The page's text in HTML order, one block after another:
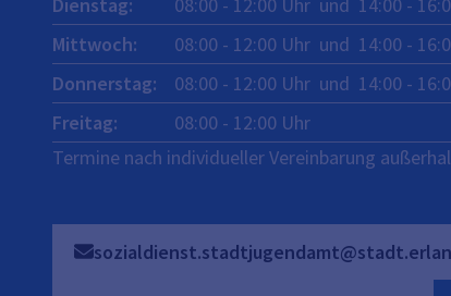
Mittwoch: 08:00 - 12:00 Uhr und 14:00 -
Donnerstag: 08:00 - 12:00 Uhr und 14:00 -
Freitag: 08:00 - 12:00 Uhr
Termine nach individueller Vereinbarung